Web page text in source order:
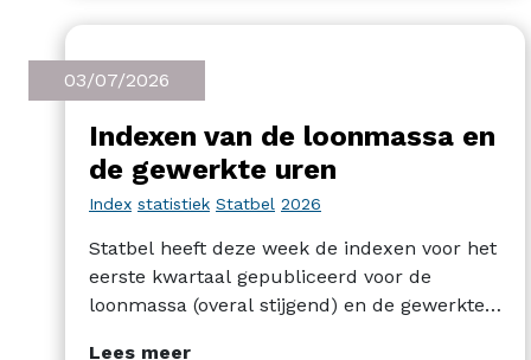
03/07/2026
Indexen van de loonmassa en
de gewerkte uren
Index statistiek Statbel 2026
Statbel heeft deze week de indexen voor het
eerste kwartaal gepubliceerd voor de
loonmassa (overal stijgend) en de gewerkte
Lees meer